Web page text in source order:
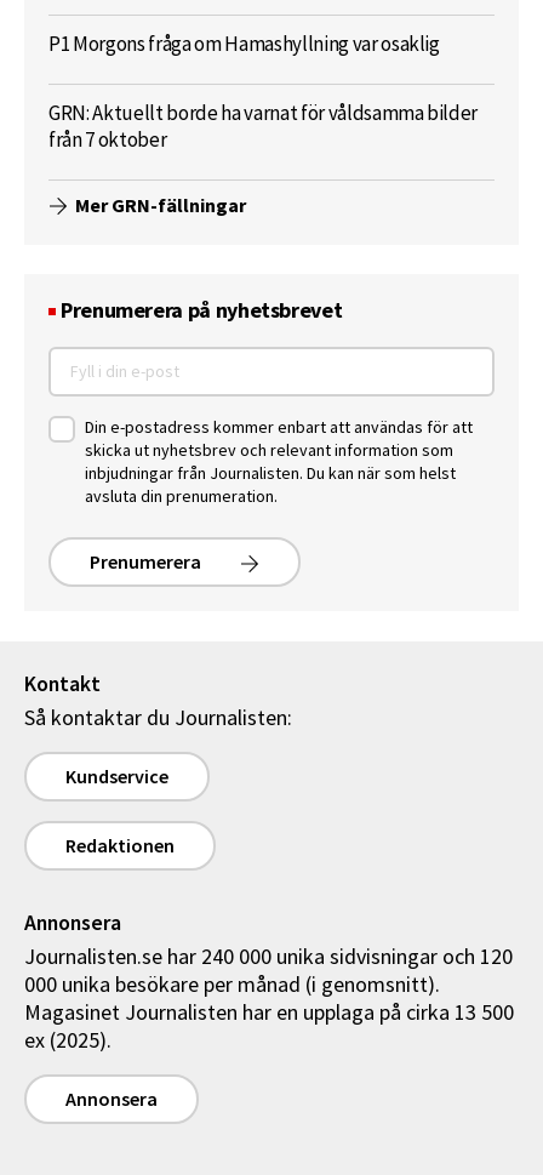
P1 Morgons fråga om Hamashyllning var osaklig
GRN: Aktuellt borde ha varnat för våldsamma bilder
från 7 oktober
Mer GRN-fällningar
Prenumerera på nyhetsbrevet
Din e-postadress kommer enbart att användas för att
skicka ut nyhetsbrev och relevant information som
inbjudningar från Journalisten. Du kan när som helst
avsluta din prenumeration.
Prenumerera
Kontakt
Så kontaktar du Journalisten:
Kundservice
Redaktionen
Annonsera
Journalisten.se har 240 000 unika sidvisningar och 120
000 unika besökare per månad (i genomsnitt).
Magasinet Journalisten har en upplaga på cirka 13 500
ex (2025).
Annonsera